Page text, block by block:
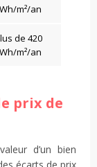
m²/an
de 420
m²/an
prix de
d’un bien